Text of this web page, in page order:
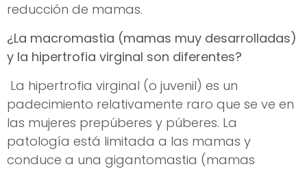
reducción de mamas.
¿La macromastia (mamas muy desarrolladas)
y la hipertrofia virginal son diferentes?
La hipertrofia virginal (o juvenil) es un
padecimiento relativamente raro que se ve en
las mujeres prepúberes y púberes. La
patología está limitada a las mamas y
conduce a una gigantomastia (mamas